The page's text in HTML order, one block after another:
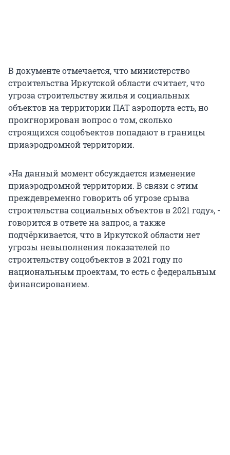
В документе отмечается, что министерство
строительства Иркутской области считает, что
угроза строительству жилья и социальных
объектов на территории ПАТ аэропорта есть, но
проигнорирован вопрос о том, сколько
строящихся соцобъектов попадают в границы
приаэродромной территории.
«На данный момент обсуждается изменение
приаэродромной территории. В связи с этим
преждевременно говорить об угрозе срыва
строительства социальных объектов в 2021 году», -
говорится в ответе на запрос, а также
подчёркивается, что в Иркутской области нет
угрозы невыполнения показателей по
строительству соцобъектов в 2021 году по
национальным проектам, то есть с федеральным
финансированием.